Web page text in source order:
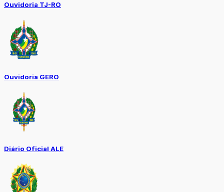
Ouvidoria TJ-RO
Ouvidoria GERO
Diário Oficial ALE